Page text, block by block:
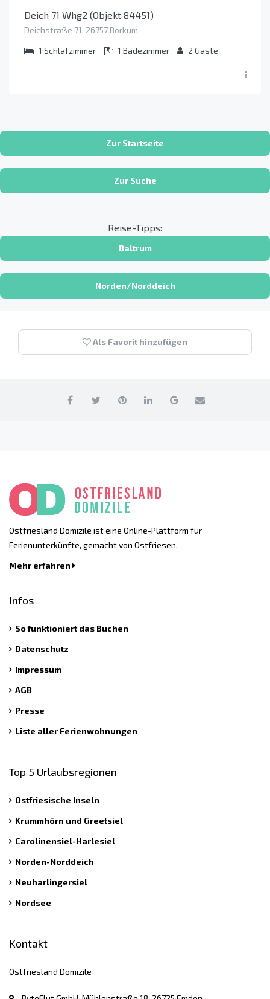
Deich 71 Whg2 (Objekt 84451)
Deichstraße 71, 26757 Borkum
1 Schlafzimmer 1 Badezimmer 2 Gäste
Zur Startseite
Zur Suche
Reise-Tipps:
Baltrum
Norden/Norddeich
Als Favorit hinzufügen
Ostfriesland Domizile ist eine Online-Plattform für
Ferienunterkünfte, gemacht von Ostfriesen.
Mehr erfahren
Infos
So funktioniert das Buchen
Datenschutz
Impressum
AGB
Presse
Liste aller Ferienwohnungen
Top 5 Urlaubsregionen
Ostfriesische Inseln
Krummhörn und Greetsiel
Carolinensiel-Harlesiel
Norden-Norddeich
Neuharlingersiel
Nordsee
Kontakt
Ostfriesland Domizile